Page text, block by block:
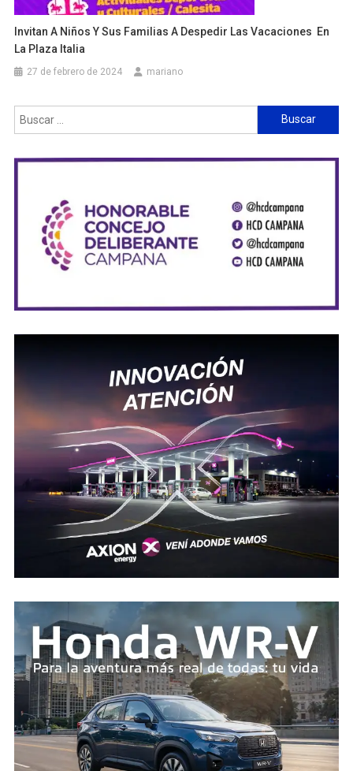
Invitan A Niños Y Sus Familias A Despedir Las Vacaciones En
La Plaza Italia
27 de febrero de 2024 mariano
Buscar: